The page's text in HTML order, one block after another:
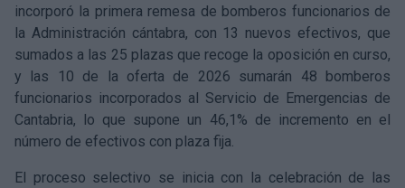
incorporó la primera remesa de bomberos funcionarios de
la Administración cántabra, con 13 nuevos efectivos, que
sumados a las 25 plazas que recoge la oposición en curso,
y las 10 de la oferta de 2026 sumarán 48 bomberos
funcionarios incorporados al Servicio de Emergencias de
Cantabria, lo que supone un 46,1% de incremento en el
número de efectivos con plaza fija.
El proceso selectivo se inicia con la celebración de las